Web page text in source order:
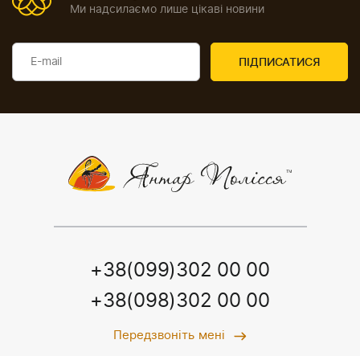
Ми надсилаємо лише цікаві новини
+38(099)302 00 00
+38(098)302 00 00
Передзвоніть мені